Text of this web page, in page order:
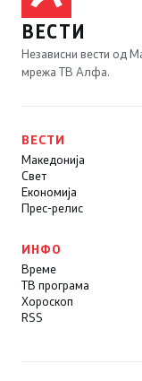
ВЕСТИ
Независни вести од
мрежа ТВ Алфа.
ВЕСТИ
Македонија
Свет
Економија
Прес-релис
ИНФО
Време
ТВ програма
Хороскоп
RSS